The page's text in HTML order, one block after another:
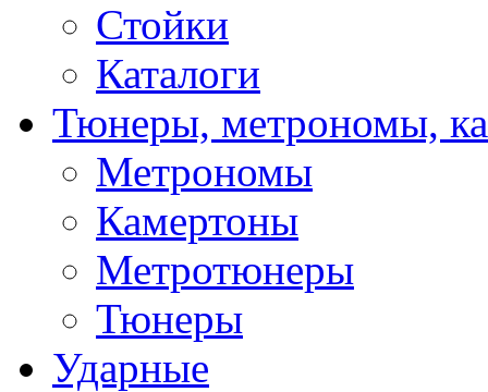
Стойки
Каталоги
Тюнеры, метрономы,
Метрономы
Камертоны
Метротюнеры
Тюнеры
Ударные